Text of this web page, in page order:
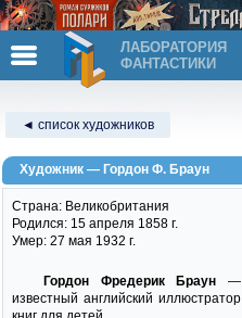
ЛАБОРАТОРИЯ
ФАНТАСТИКИ
◄ список художников
Художник — Гордон Ф. Браун
Страна: Великобритания
Родился: 15 апреля 1858 г.
Умер: 27 мая 1932 г.
Гордон Фредерик Браун —
известный английский иллюстратор